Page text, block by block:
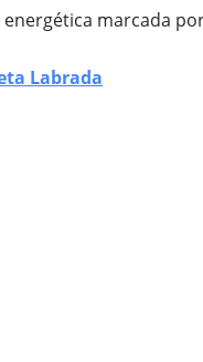
marcada
Labrada